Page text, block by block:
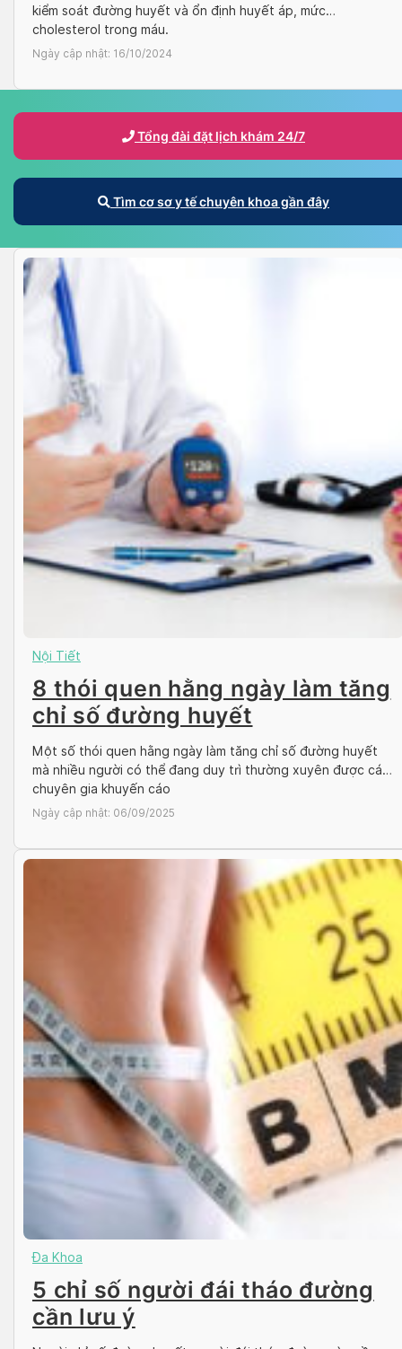
kiểm soát đường huyết và ổn định huyết áp, mức
cholesterol trong máu.
Ngày cập nhật: 16/10/2024
Tổng đài đặt lịch khám 24/7
Tìm cơ sơ y tế chuyên khoa gần đây
Nội Tiết
8 thói quen hằng ngày làm tăng
chỉ số đường huyết
Một số thói quen hằng ngày làm tăng chỉ số đường huyết
mà nhiều người có thể đang duy trì thường xuyên được các
chuyên gia khuyến cáo
Ngày cập nhật: 06/09/2025
Đa Khoa
5 chỉ số người đái tháo đường
cần lưu ý